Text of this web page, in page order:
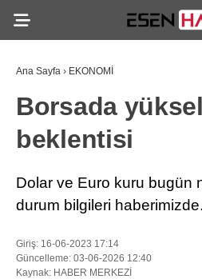
Ana Sayfa › EKONOMİ
Borsada
beklentisi
Dolar ve Euro kuru bugün
durum bilgileri haberimizde.
Giriş: 16-06-2023 17:14
Güncelleme: 03-06-2026 12:40
Kaynak: HABER MERKEZİ